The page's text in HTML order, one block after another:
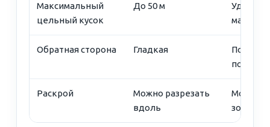
Максимальный
цельный кусок
До 50 м
Удобно
Обратная сторона Гладкая
Раскрой
Можно разрезать
вдоль
Можно
зоны